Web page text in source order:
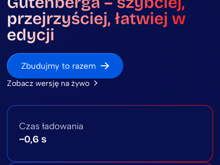
przejrzyściej, łatwiej w
edycji
Zbudujmy to razem
Zobacz wersję na żywo
Czas ładowania
~0,6 s